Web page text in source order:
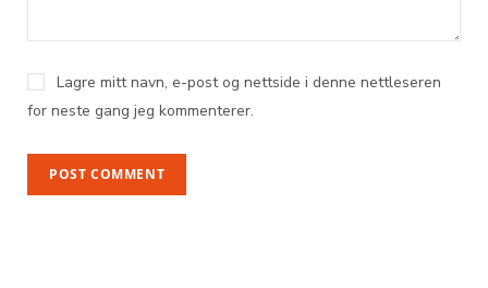
Lagre mitt navn, e-post og nettside i denne nettleseren
for neste gang jeg kommenterer.